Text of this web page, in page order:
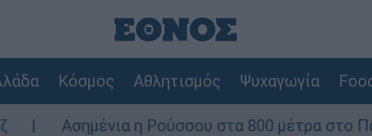
Κόσμος Αθλητισμός Ψυχαγωγία
η Ρούσσου στα 800 μέτρα στο Παγκόσμιο